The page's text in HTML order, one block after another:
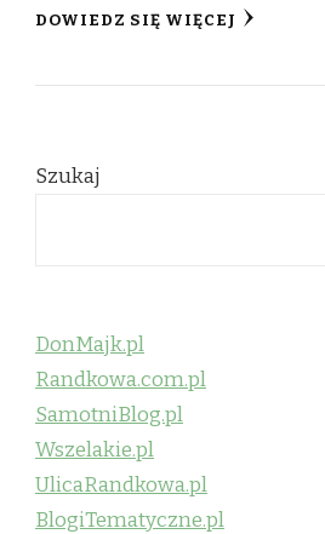
DOWIEDZ SIĘ WIĘCEJ
Szukaj
DonMajk.pl
Randkowa.com.pl
SamotniBlog.pl
Wszelakie.pl
UlicaRandkowa.pl
BlogiTematyczne.pl